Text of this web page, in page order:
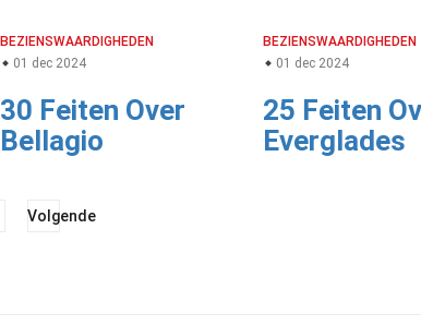
BEZIENSWAARDIGHEDEN
01 dec 2024
30 Feiten Over
Bellagio
BEZIENSWAARDIGHEDEN
01 dec 2024
25 Feiten
Everglades
Volgende